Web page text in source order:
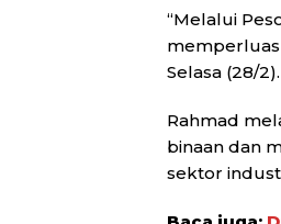
“Melalui
memperluas
Selasa (28/2).
Rahmad
binaan dan
sektor